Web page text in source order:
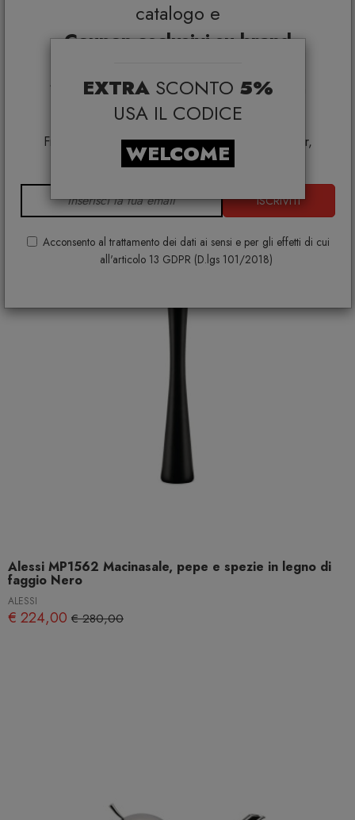
catalogo e
Coupon esclusivi su brand
*Coupon non cumulabile con altre promo e non
applicabile su:
Smeg, Bontempi Casa, Samsonite, BBB Italia,
Franke, Gufram, Memphis, Plust, Samsung, Faber,
Dunavox, Zafferano, VG, Slide
ISCRIVITI
Acconsento al trattamento dei dati ai sensi e per gli effetti di cui
all'articolo 13 GDPR (D.lgs 101/2018)
EXTRA SCONTO 5%
USA IL CODICE
WELCOME
Alessi 5070 Servizio per olio, aceto, sale e pepe in
€ 132,00
Alessi MP1562 Macinasale, pepe e spezie in legno di
faggio Nero
ALESSI
€ 224,00 € 280,00